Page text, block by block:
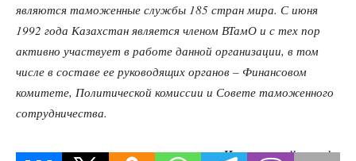
являются таможенные службы 185 стран мира. С июня
1992 года Казахстан является членом ВТамО и с тех пор
активно участвует в работе данной организации, в том
числе в составе ее руководящих органов – Финансовом
комитете, Политической комиссии и Совете таможенного
сотрудничества.
Источник: dknews.kz